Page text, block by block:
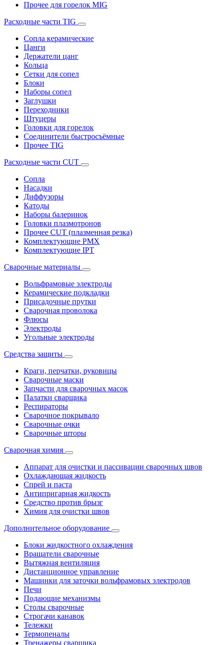
Прочее для горелок MIG
Расходные части TIG
Сопла керамические
Цанги
Держатели цанг
Кольца
Сетки для сопел
Блоки
Наборы сопел
Заглушки
Переходники
Штуцеры
Головки для горелок
Соединители быстросъёмные
Прочее TIG
Расходные части CUT
Сопла
Насадки
Диффузоры
Катоды
Наборы балеринок
Головки плазмотронов
Прочее CUT (плазменная резка)
Комплектующие PMX
Комплектующие IPT
Сварочные материалы
Вольфрамовые электроды
Керамические подкладки
Присадочные прутки
Сварочная проволока
Флюсы
Электроды
Угольные электроды
Средства защиты
Краги, перчатки, руковицы
Сварочные маски
Запчасти для сварочных масок
Палатки сварщика
Респираторы
Сварочное покрывало
Сварочные очки
Сварочные шторы
Сварочная химия
Аппарат для очистки и пассивации сварочных швов
Охлаждающая жидкость
Спрей и паста
Антипригарная жидкость
Средство против брызг
Химия для очистки швов
Дополнительное оборудование
Блоки жидкостного охлаждения
Вращатели сварочные
Вытяжная вентиляция
Дистанционное управление
Машинки для заточки вольфрамовых электродов
Печи
Подающие механизмы
Столы сварочные
Строгачи канавок
Тележки
Термопеналы
Тренажеры сварщика